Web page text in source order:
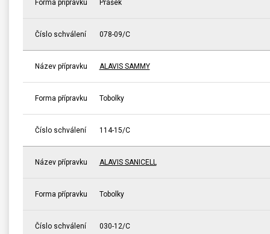
Forma přípravku Prášek
Číslo schválení 078-09/C
Název přípravku ALAVIS SAMMY
Forma přípravku Tobolky
Číslo schválení 114-15/C
Název přípravku ALAVIS SANICELL
Forma přípravku Tobolky
Číslo schválení 030-12/C